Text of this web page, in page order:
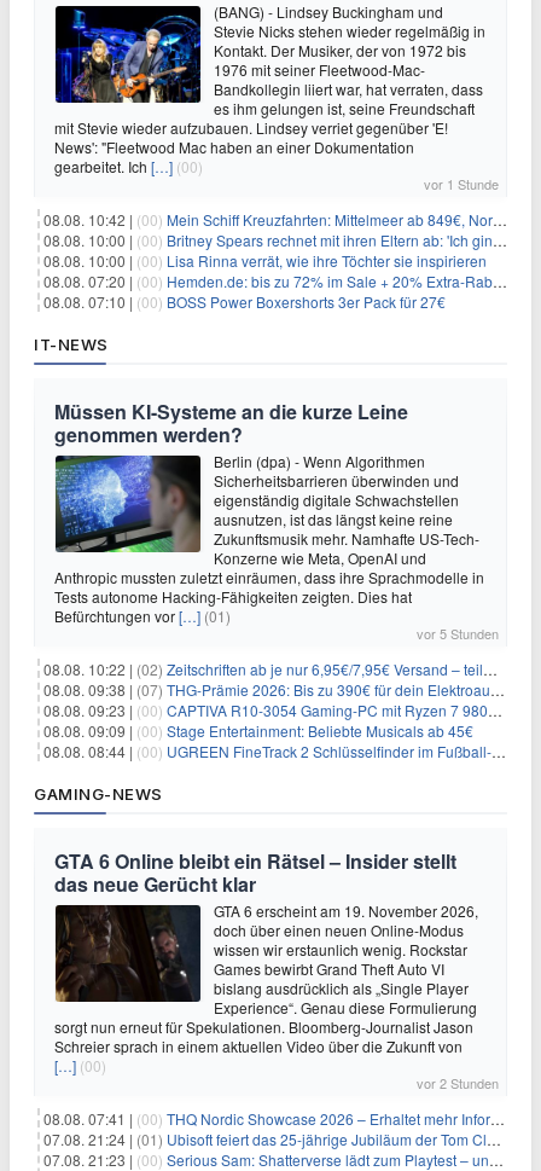
(BANG) - Lindsey Buckingham und
Stevie Nicks stehen wieder regelmäßig in
Kontakt. Der Musiker, der von 1972 bis
1976 mit seiner Fleetwood-Mac-
Bandkollegin liiert war, hat verraten, dass
es ihm gelungen ist, seine Freundschaft
mit Stevie wieder aufzubauen. Lindsey verriet gegenüber 'E!
News': "Fleetwood Mac haben an einer Dokumentation
gearbeitet. Ich […] (00)
vor 1 Stunde
08.08. 10:42 | (00) Mein Schiff Kreuzfahrten: Mittelmeer ab 849€, Norwegen ab 999€ p.P.
08.08. 10:00 | (00) Britney Spears rechnet mit ihren Eltern ab: 'Ich ging zwei Monate lang auf die Knie und weinte'
08.08. 10:00 | (00) Lisa Rinna verrät, wie ihre Töchter sie inspirieren
08.08. 07:20 | (00) Hemden.de: bis zu 72% im Sale + 20% Extra-Rabatt dank Gutschein
08.08. 07:10 | (00) BOSS Power Boxershorts 3er Pack für 27€
IT-NEWS
Müssen KI-Systeme an die kurze Leine
genommen werden?
Berlin (dpa) - Wenn Algorithmen
Sicherheitsbarrieren überwinden und
eigenständig digitale Schwachstellen
ausnutzen, ist das längst keine reine
Zukunftsmusik mehr. Namhafte US-Tech-
Konzerne wie Meta, OpenAI und
Anthropic mussten zuletzt einräumen, dass ihre Sprachmodelle in
Tests autonome Hacking-Fähigkeiten zeigten. Dies hat
Befürchtungen vor[…] (01)
vor 5 Stunden
08.08. 10:22 | (02) Zeitschriften ab je nur 6,95€/7,95€ Versand – teilweise selbstkündigend!
08.08. 09:38 | (07) THG-Prämie 2026: Bis zu 390€ für dein Elektroauto mit geld-fuer-eAuto.de
08.08. 09:23 | (00) CAPTIVA R10-3054 Gaming-PC mit Ryzen 7 9800X3D und RTX 5080 für 2.599€
08.08. 09:09 | (00) Stage Entertainment: Beliebte Musicals ab 45€
08.08. 08:44 | (00) UGREEN FineTrack 2 Schlüsselfinder im Fußball-Design für 10,98€
GAMING-NEWS
GTA 6 Online bleibt ein Rätsel – Insider stellt
das neue Gerücht klar
GTA 6 erscheint am 19. November 2026,
doch über einen neuen Online-Modus
wissen wir erstaunlich wenig. Rockstar
Games bewirbt Grand Theft Auto VI
bislang ausdrücklich als „Single Player
Experience“. Genau diese Formulierung
sorgt nun erneut für Spekulationen. Bloomberg-Journalist Jason
Schreier sprach in einem aktuellen Video über die Zukunft von
[…] (00)
vor 2 Stunden
08.08. 07:41 | (00) THQ Nordic Showcase 2026 – Erhaltet mehr Informationen
07.08. 21:24 | (01) Ubisoft feiert das 25-jährige Jubiläum der Tom Clancy’s Ghost Recon-Reihe
07.08. 21:23 | (00) Serious Sam: Shatterverse lädt zum Playtest – und erscheint schon bald!